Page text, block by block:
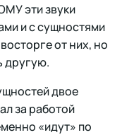
эти звуки
и с сущностями
от них, но
другую.
двое
за работой
«идут» по